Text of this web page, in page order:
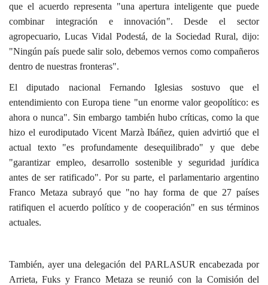
que el acuerdo representa "una apertura inteligente que puede
combinar integración e innovación". Desde el sector
agropecuario, Lucas Vidal Podestá, de la Sociedad Rural, dijo:
"Ningún país puede salir solo, debemos vernos como compañeros
dentro de nuestras fronteras".
El diputado nacional Fernando Iglesias sostuvo que el
entendimiento con Europa tiene "un enorme valor geopolítico: es
ahora o nunca". Sin embargo también hubo críticas, como la que
hizo el eurodiputado Vicent Marzà Ibáñez, quien advirtió que el
actual texto "es profundamente desequilibrado" y que debe
"garantizar empleo, desarrollo sostenible y seguridad jurídica
antes de ser ratificado". Por su parte, el parlamentario argentino
Franco Metaza subrayó que "no hay forma de que 27 países
ratifiquen el acuerdo político y de cooperación" en sus términos
actuales.
También, ayer una delegación del PARLASUR encabezada por
Arrieta, Fuks y Franco Metaza se reunió con la Comisión del